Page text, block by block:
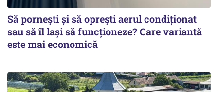
Să pornești și să oprești aerul condiționat
sau să îl lași să funcționeze? Care variantă
este mai economică